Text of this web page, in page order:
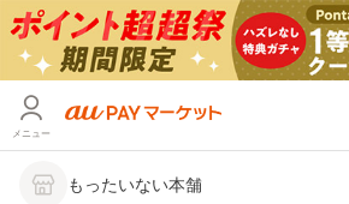
メニュー
もったいない本舗